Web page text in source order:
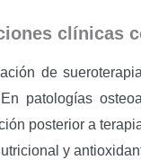
clínicas
de
patologías
posterior a
y